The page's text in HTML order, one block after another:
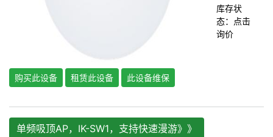
库存状
态：
点击
询价
购买此设备 租赁此设备 此设备维保
单频吸顶AP，IK-SW1，支持快速漫游》》